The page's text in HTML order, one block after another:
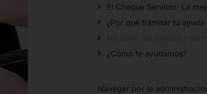
El Cheque Servicio: La
¿Por qué tramitar tu
¿Cómo te ayudamos?
Navegar por la